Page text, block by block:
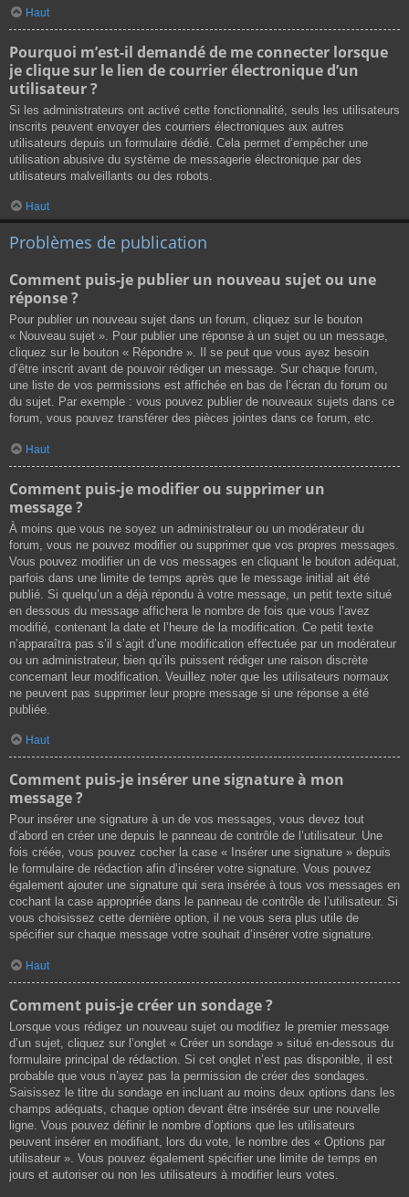
Haut
Pourquoi m’est-il demandé de me connecter lorsque
je clique sur le lien de courrier électronique d’un
utilisateur ?
Si les administrateurs ont activé cette fonctionnalité, seuls les utilisateurs
inscrits peuvent envoyer des courriers électroniques aux autres
utilisateurs depuis un formulaire dédié. Cela permet d’empêcher une
utilisation abusive du système de messagerie électronique par des
utilisateurs malveillants ou des robots.
Haut
Problèmes de publication
Comment puis-je publier un nouveau sujet ou une
réponse ?
Pour publier un nouveau sujet dans un forum, cliquez sur le bouton
« Nouveau sujet ». Pour publier une réponse à un sujet ou un message,
cliquez sur le bouton « Répondre ». Il se peut que vous ayez besoin
d’être inscrit avant de pouvoir rédiger un message. Sur chaque forum,
une liste de vos permissions est affichée en bas de l’écran du forum ou
du sujet. Par exemple : vous pouvez publier de nouveaux sujets dans ce
forum, vous pouvez transférer des pièces jointes dans ce forum, etc.
Haut
Comment puis-je modifier ou supprimer un
message ?
À moins que vous ne soyez un administrateur ou un modérateur du
forum, vous ne pouvez modifier ou supprimer que vos propres messages.
Vous pouvez modifier un de vos messages en cliquant le bouton adéquat,
parfois dans une limite de temps après que le message initial ait été
publié. Si quelqu’un a déjà répondu à votre message, un petit texte situé
en dessous du message affichera le nombre de fois que vous l’avez
modifié, contenant la date et l’heure de la modification. Ce petit texte
n’apparaîtra pas s’il s’agit d’une modification effectuée par un modérateur
ou un administrateur, bien qu’ils puissent rédiger une raison discrète
concernant leur modification. Veuillez noter que les utilisateurs normaux
ne peuvent pas supprimer leur propre message si une réponse a été
publiée.
Haut
Comment puis-je insérer une signature à mon
message ?
Pour insérer une signature à un de vos messages, vous devez tout
d’abord en créer une depuis le panneau de contrôle de l’utilisateur. Une
fois créée, vous pouvez cocher la case « Insérer une signature » depuis
le formulaire de rédaction afin d’insérer votre signature. Vous pouvez
également ajouter une signature qui sera insérée à tous vos messages en
cochant la case appropriée dans le panneau de contrôle de l’utilisateur. Si
vous choisissez cette dernière option, il ne vous sera plus utile de
spécifier sur chaque message votre souhait d’insérer votre signature.
Haut
Comment puis-je créer un sondage ?
Lorsque vous rédigez un nouveau sujet ou modifiez le premier message
d’un sujet, cliquez sur l’onglet « Créer un sondage » situé en-dessous du
formulaire principal de rédaction. Si cet onglet n’est pas disponible, il est
probable que vous n’ayez pas la permission de créer des sondages.
Saisissez le titre du sondage en incluant au moins deux options dans les
champs adéquats, chaque option devant être insérée sur une nouvelle
ligne. Vous pouvez définir le nombre d’options que les utilisateurs
peuvent insérer en modifiant, lors du vote, le nombre des « Options par
utilisateur ». Vous pouvez également spécifier une limite de temps en
jours et autoriser ou non les utilisateurs à modifier leurs votes.